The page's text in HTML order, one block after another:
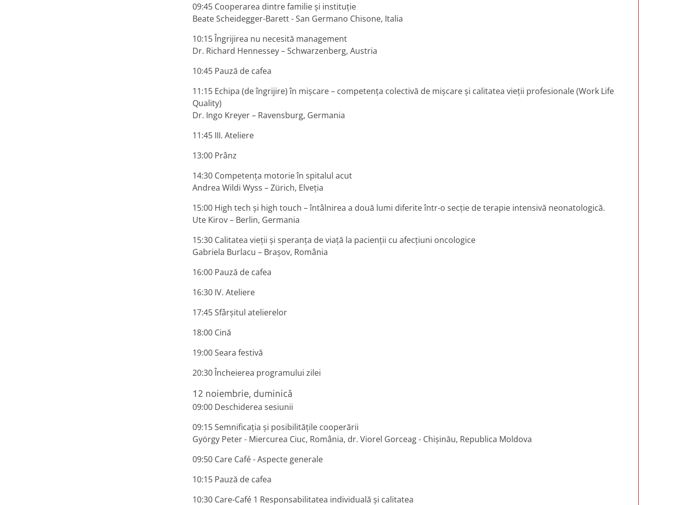
09:45 Cooperarea dintre familie și instituție
Beate Scheidegger-Barett - San Germano Chisone, Italia
10:15 Îngrijirea nu necesită management
Dr. Richard Hennessey – Schwarzenberg, Austria
10:45 Pauză de cafea
11:15 Echipa (de îngrijire) în mișcare – competența colectivă de mișcare și calitatea vieții profesionale (Work Life
Quality)
Dr. Ingo Kreyer – Ravensburg, Germania
11:45 III. Ateliere
13:00 Prânz
14:30 Competența motorie în spitalul acut
Andrea Wildi Wyss – Zürich, Elveția
15:00 High tech și high touch – întâlnirea a două lumi diferite într-o secție de terapie intensivă neonatologică.
Ute Kirov – Berlin, Germania
15:30 Calitatea vieții și speranța de viață la pacienții cu afecțiuni oncologice
Gabriela Burlacu – Brașov, România
16:00 Pauză de cafea
16:30 IV. Ateliere
17:45 Sfârșitul atelierelor
18:00 Cină
19:00 Seara festivă
20:30 Încheierea programului zilei
12 noiembrie, duminică
09:00 Deschiderea sesiunii
09:15 Semnificația și posibilitățile cooperării
György Peter - Miercurea Ciuc, România, dr. Viorel Gorceag - Chișinău, Republica Moldova
09:50 Care Café - Aspecte generale
10:15 Pauză de cafea
10:30 Care-Café 1 Responsabilitatea individuală și calitatea